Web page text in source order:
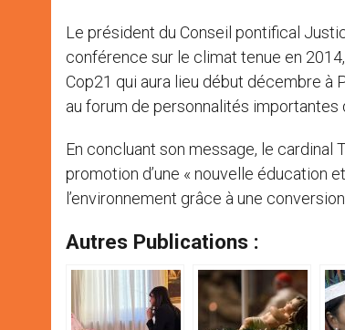
Le président du Conseil pontifical
conférence sur le climat tenue en
Cop21 qui aura lieu début décembre à
au forum de personnalités importantes
En concluant son message, le cardinal
promotion d’une « nouvelle éducation
l’environnement grâce à une
Autres Publications :